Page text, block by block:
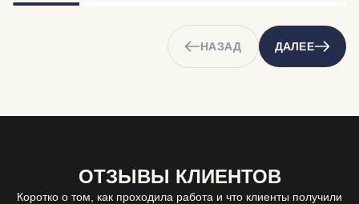
НАЗАД ДАЛЕЕ
ОТЗЫВЫ КЛИЕНТОВ
Коротко о том, как проходила работа и что клиенты получили